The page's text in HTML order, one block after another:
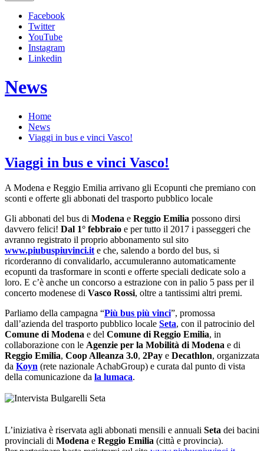
Facebook
Twitter
YouTube
Instagram
Linkedin
News
Home
News
Viaggi in bus e vinci Vasco!
Viaggi in bus e vinci Vasco!
A Modena e Reggio Emilia arrivano gli Ecopunti che premiano con
sconti e offerte gli abbonati del trasporto pubblico locale
Gli abbonati del bus di Modena e Reggio Emilia possono dirsi
davvero felici! Dal 1° febbraio e per tutto il 2017 i passeggeri che
avranno registrato il proprio abbonamento sul sito
www.piubuspiuvinci.it e che, salendo a bordo del bus, si
ricorderanno di convalidarlo, accumuleranno automaticamente
ecopunti da trasformare in sconti e offerte speciali dedicate solo a
loro. E c’è anche un concorso a estrazione con in palio 5 pass per il
concerto modenese di Vasco Rossi, oltre a tantissimi altri premi.
Parliamo della campagna “Più bus più vinci”, promossa
dall’azienda del trasporto pubblico locale Seta, con il patrocinio del
Comune di Modena e del Comune di Reggio Emilia, in
collaborazione con le Agenzie per la Mobilità di Modena e di
Reggio Emilia, Coop Alleanza 3.0, 2Pay e Decathlon, organizzata
da Koyn (rete nazionale AchabGroup) e curata dal punto di vista
della comunicazione da la lumaca.
L’iniziativa è riservata agli abbonati mensili e annuali Seta dei bacini
provinciali di Modena e Reggio Emilia (città e provincia).